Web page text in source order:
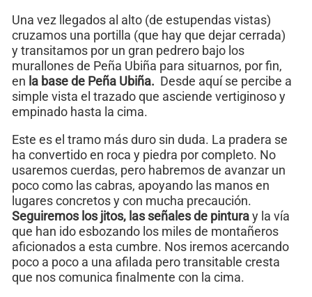
Una vez llegados al alto (de estupendas vistas)
cruzamos una portilla (que hay que dejar cerrada)
y transitamos por un gran pedrero bajo los
murallones de Peña Ubiña para situarnos, por fin,
en la base de Peña Ubiña. Desde aquí se percibe a
simple vista el trazado que asciende vertiginoso y
empinado hasta la cima.
Este es el tramo más duro sin duda. La pradera se
ha convertido en roca y piedra por completo. No
usaremos cuerdas, pero habremos de avanzar un
poco como las cabras, apoyando las manos en
lugares concretos y con mucha precaución.
Seguiremos los jitos, las señales de pinturay la vía
que han ido esbozando los miles de montañeros
aficionados a esta cumbre. Nos iremos acercando
poco a poco a una afilada pero transitable cresta
que nos comunica finalmente con la cima.